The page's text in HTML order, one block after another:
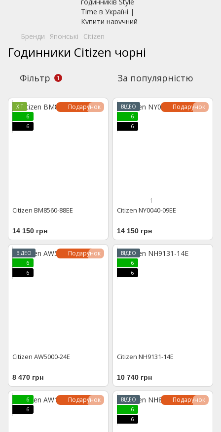
Бренди Японські Citizen
Годинники Citizen чорні
Фільтр 1 За популярністю
Подарунок
ХІТ
6
6
Citizen BM8560-88EE
14 150 грн
Подарунок
ВІДЕО
6
6
1
Citizen NY0040-09EE
14 150 грн
Подарунок
ВІДЕО
6
6
Citizen AW5000-24E
8 470 грн
ВІДЕО
6
6
Citizen NH9131-14E
10 740 грн
Подарунок
6
6
Подарунок
ВІДЕО
6
6